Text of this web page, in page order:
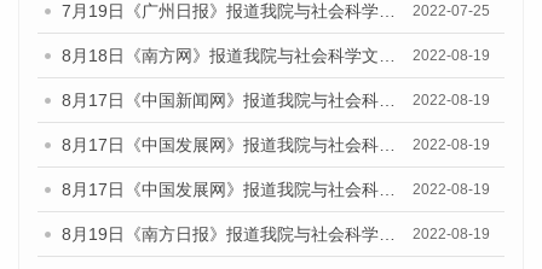
7月19日《广州日报》报道我院与社会科学文献出版社联合发布《广州蓝皮书：广州城乡融合发展报告(2022)》的媒体采访 2022-07-25
8月18日《南方网》报道我院与社会科学文献出版社联合发布的《广州蓝皮书：广州经济发展报告（2022）》的媒体文章 2022-08-19
8月17日《中国新闻网》报道我院与社会科学文献出版社联合发布的《广州蓝皮书：广州经济发展报告（2022）》的媒体文章 2022-08-19
8月17日《中国发展网》报道我院与社会科学文献出版社联合发布的《广州蓝皮书：广州经济发展报告（2022）》的媒体文章 2022-08-19
8月17日《中国发展网》报道我院与社会科学文献出版社联合发布的《广州蓝皮书：广州经济发展报告（2022）》的媒体文章 2022-08-19
8月19日《南方日报》报道我院与社会科学文献出版社联合发布的《广州蓝皮书：广州经济发展报告（2022）》的媒体文章 2022-08-19